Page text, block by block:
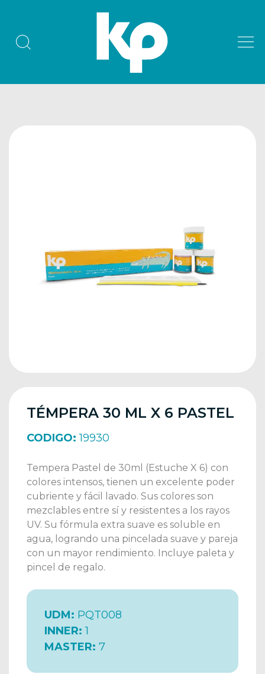
TÉMPERA 30 ML X 6 PASTEL
CODIGO: 19930
Tempera Pastel de 30ml (Estuche X 6) con
colores intensos, tienen un excelente poder
cubriente y fácil lavado. Sus colores son
mezclables entre sí y resistentes a los rayos
UV. Su fórmula extra suave es soluble en
agua, logrando una pincelada suave y pareja
con un mayor rendimiento. Incluye paleta y
pincel de regalo.
UDM: PQT008
INNER: 1
MASTER: 7